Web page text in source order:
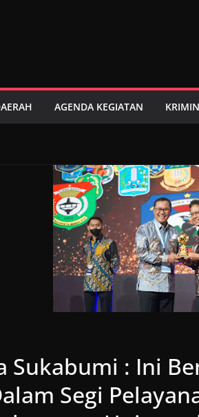
AGENDA KEGIATAN
Sukabumi : Ini
Segi